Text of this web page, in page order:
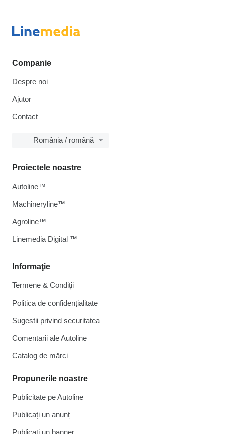
Companie
Despre noi
Ajutor
Contact
România / română
Informaţie
Termene & Condiții
Politica de confidențialitate
Sugestii privind securitatea
Comentarii ale Autoline
Catalog de mărcі
Propunerile noastre
Publicitate pe Autoline
Publicați un anunț
Publicați un banner
Proiectele noastre
Autoline™
Machineryline™
Agroline™
Linemedia Digital ™